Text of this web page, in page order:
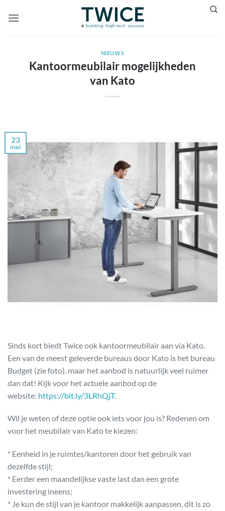
naar
NIEUWS
Kantoormeubilair mogelijkheden
van Kato
23
mei
Sinds kort biedt Twice ook kantoormeubilair aan via Kato.
Een van de meest geleverde bureaus door Kato is het bureau
Budget (zie foto), maar het aanbod is natuurlijk veel ruimer
dan dat! Kijk voor het actuele aanbod op de
website: https://bit.ly/3LRhQjT.
Wil je weten of deze optie ook iets voor jou is? Redenen om
voor het meubilair van Kato te kiezen:
* Eenheid in je ruimtes/kantoren door het gebruik van
dezelfde stijl;
* Eerder een maandelijkse vaste last dan een grote
investering ineens;
* Je kun de stijl van je kantoor makkelijk aanpassen, dit is zo